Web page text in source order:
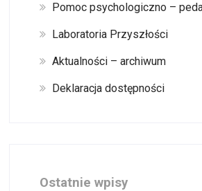
Pomoc psychologiczno –
Laboratoria Przyszłości
Aktualności – archiwum
Deklaracja dostępności
Ostatnie wpisy